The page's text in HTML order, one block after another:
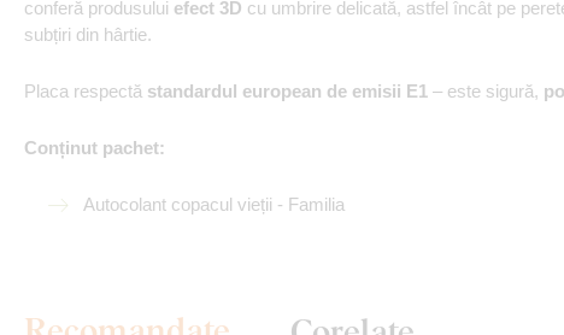
conferă produsului efect 3D cu umbrire delicată, astfel încât pe
subțiri din hârtie.
Placa respectă standardul european de emisii E1 – este sigură,
Conținut pachet:
Autocolant copacul vieții - Familia